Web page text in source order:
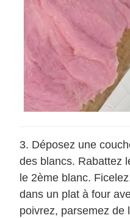
Déposez une
des blancs. Rabattez
le 2ème blanc.
dans un plat à four
poivrez, parsemez de